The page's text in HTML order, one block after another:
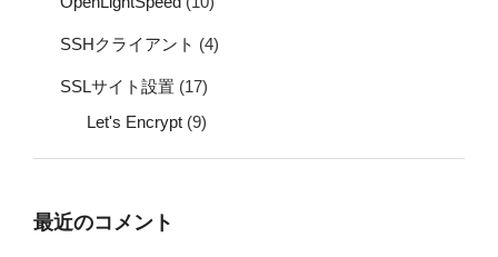
SSHクライアント (4)
SSLサイト設置 (17)
Let's Encrypt (9)
最近のコメント